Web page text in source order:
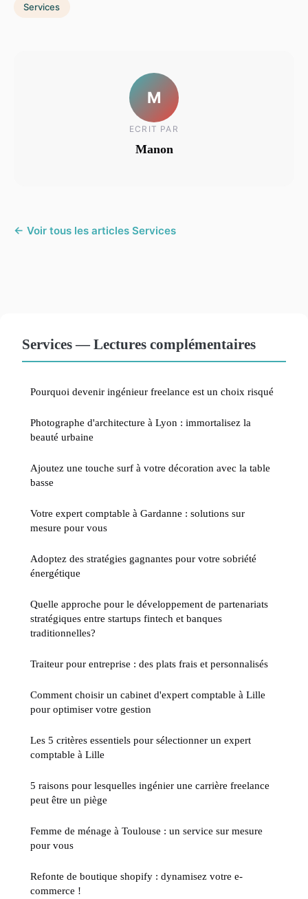
Services
M
ECRIT PAR
Manon
← Voir tous les articles Services
Services — Lectures complémentaires
Pourquoi devenir ingénieur freelance est un choix risqué
Photographe d'architecture à Lyon : immortalisez la
beauté urbaine
Ajoutez une touche surf à votre décoration avec la table
basse
Votre expert comptable à Gardanne : solutions sur
mesure pour vous
Adoptez des stratégies gagnantes pour votre sobriété
énergétique
Quelle approche pour le développement de partenariats
stratégiques entre startups fintech et banques
traditionnelles?
Traiteur pour entreprise : des plats frais et personnalisés
Comment choisir un cabinet d'expert comptable à Lille
pour optimiser votre gestion
Les 5 critères essentiels pour sélectionner un expert
comptable à Lille
5 raisons pour lesquelles ingénier une carrière freelance
peut être un piège
Femme de ménage à Toulouse : un service sur mesure
pour vous
Refonte de boutique shopify : dynamisez votre e-
commerce !